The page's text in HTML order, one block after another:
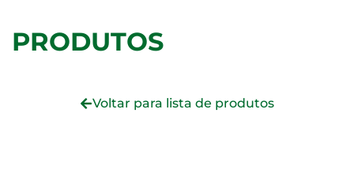
PRODUTOS
Voltar para lista de produtos